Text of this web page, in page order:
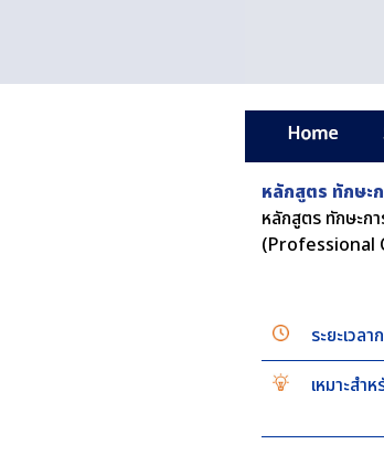
หลักสูตร ทักษะ
หลักสูตร ทักษะก
(Professional
ระยะเวล
เหมาะสำห